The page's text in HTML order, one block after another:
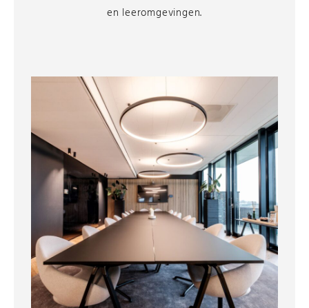
en leeromgevingen.